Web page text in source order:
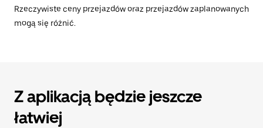
Rzeczywiste ceny przejazdów oraz przejazdów zaplanowanych
mogą się różnić.
Z aplikacją będzie jeszcze
łatwiej